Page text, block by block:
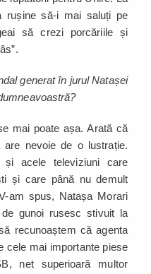
rușine să-i mai saluți pe
să crezi porcăriile și
generat în jurul Natașei
mai poate așa. Arată că
are nevoie de o lustrație.
și acele televiziuni care
și care până nu demult
am spus, Natașa Morari
gunoi rusesc stivuit la
recunoaștem că agenta
cele mai importante piese
net superioară multor